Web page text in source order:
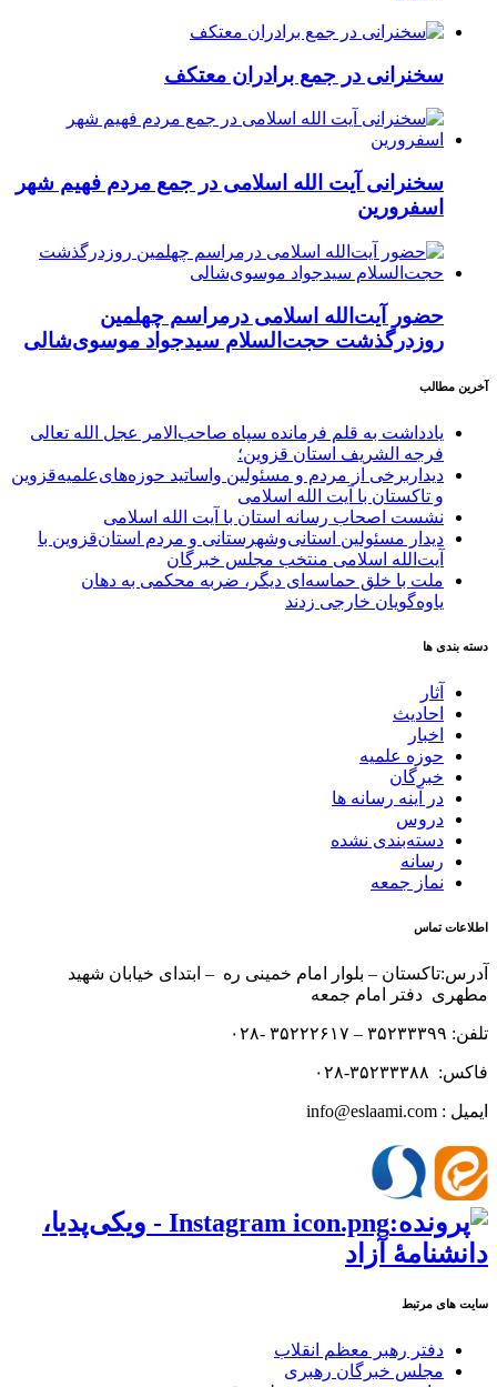
سخنرانی در جمع برادران معتکف
سخنرانی آیت الله اسلامی در جمع مردم فهیم شهر
اسفرورین
حضور آیت‌الله اسلامی درمراسم چهلمین
روزدرگذشت حجت‌السلام سیدجواد موسوی‌شالی
آخرین مطالب
یادداشت به قلم فرمانده سپاه صاحب‌الامر عجل الله تعالی
فرجه الشریف استان قزوین؛
دیداربرخی از مردم و مسئولین واساتید حوزه‌های‌علمیه‌قزوین
و تاکستان با آیت الله اسلامی
نشست اصحاب رسانه استان با آیت الله اسلامی
دیدار مسئولین استانی‌وشهرستانی و مردم‌ استان‌قزوین با
آیت‌الله‌ اسلامی منتخب مجلس‌ خبرگان
ملت با خلق حماسه‌ای دیگر، ضربه محکمی به دهان
یاوه‌گویان خارجی زدند
دسته بندی ها
آثار
احادیث
اخبار
حوزه علمیه
خبرگان
در آینه رسانه ها
دروس
دسته‌بندی نشده
رسانه
نماز جمعه
اطلاعات تماس
آدرس:تاکستان – بلوار امام خمینی ره – ابتدای خیابان شهید
مطهری دفتر امام جمعه
تلفن: ۳۵۲۳۳۳۹۹ – ۳۵۲۲۲۶۱۷ -۰۲۸
فاکس: ۳۵۲۳۳۳۸۸-۰۲۸
ایمیل : info@eslaami.com
سایت های مرتبط
دفتر رهبر معظم انقلاب
مجلس خبرگان رهبری